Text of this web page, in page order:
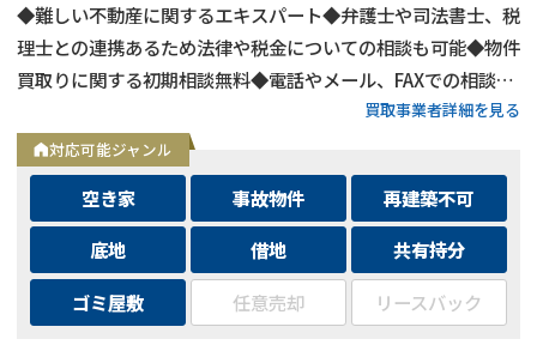
◆難しい不動産に関するエキスパート◆弁護士や司法書士、税
理士との連携あるため法律や税金についての相談も可能◆物件
買取りに関する初期相談無料◆電話やメール、FAXでの相談可
買取事業者詳細を見る
対応可能ジャンル
空き家 事故物件
再建築不可
底地
借地
共有持分
ゴミ屋敷
任意売却 リースバック